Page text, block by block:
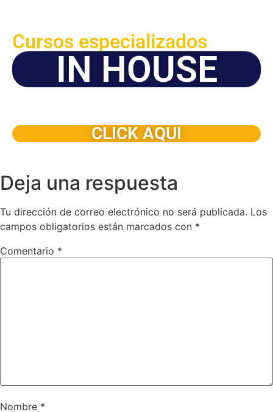
Cursos especializados
IN HOUSE
CLICK AQUI
Deja una respuesta
Tu dirección de correo electrónico no será publicada. Los
campos obligatorios están marcados con *
Comentario *
Nombre *